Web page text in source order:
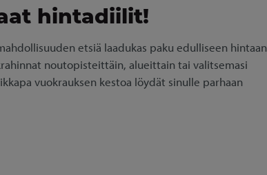
hintadiilit!
etsiä laadukas paku edulliseen hintaan
noutopisteittäin, alueittain tai valitsemasi
vuokrauksen kestoa löydät sinulle parhaan